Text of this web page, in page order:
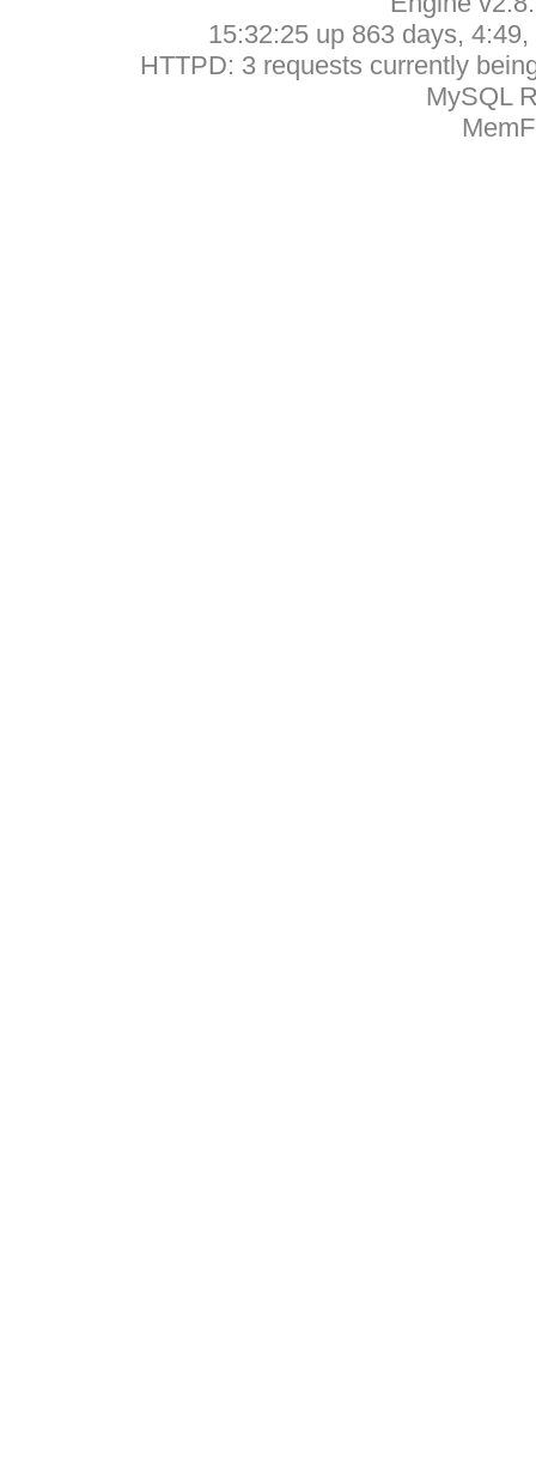
15:32:25 up 863 days,
HTTPD: 3 requests currently
MySQL